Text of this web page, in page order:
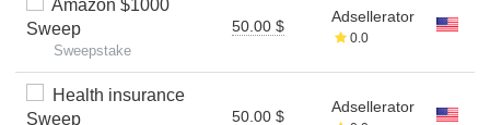
Amazon $1000
Sweep
Sweepstake
50.00 $
Adsellerator
0.0
Health insurance
Sweep
50.00 $
Adsellerator